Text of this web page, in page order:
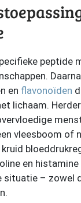
peptide
en flavonoïden
lichaam.
vleesboom of
en histamine
situatie – zowel